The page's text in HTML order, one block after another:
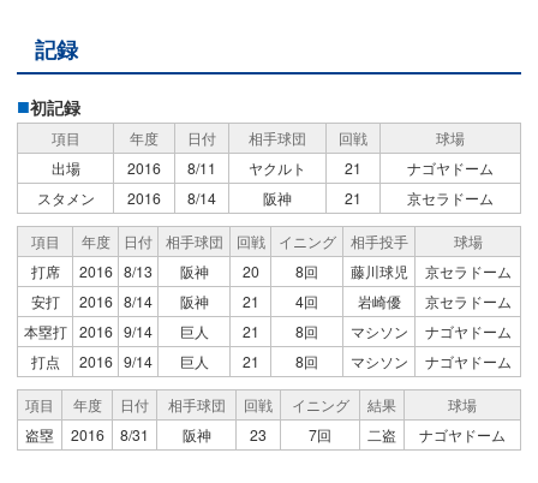
記録
初記録
項目 年度 日付 相手球団 回戦
球場
出場
2016 8/11 ヤクルト 21
ナゴヤドーム
スタメン
2016 8/14 阪神 21 京セラドーム
項目 年度 日付 相手球団 回戦 イニング 相手投手
球場
打席
2016 8/13 阪神 20 8回 藤川球児
京セラドーム
安打
2016 8/14 阪神 21 4回 岩崎優
京セラドーム
本塁打
2016 9/14 巨人 21 8回 マシソン
ナゴヤドーム
打点
2016 9/14 巨人 21 8回 マシソン ナゴヤドーム
項目 年度 日付 相手球団 回戦 イニング 結果
球場
盗塁
2016 8/31 阪神 23 7回 二盗 ナゴヤドーム